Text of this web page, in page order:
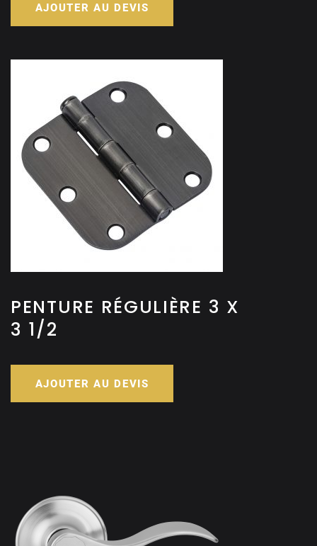
AJOUTER AU DEVIS
PENTURE RÉGULIÈRE 3 X
3 1/2
AJOUTER AU DEVIS